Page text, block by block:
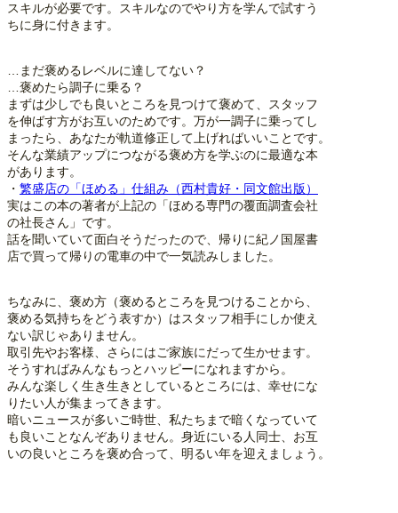
スキルが必要です。スキルなのでやり方を学んで試すう
ちに身に付きます。
…まだ褒めるレベルに達してない？
…褒めたら調子に乗る？
まずは少しでも良いところを見つけて褒めて、スタッフ
を伸ばす方がお互いのためです。万が一調子に乗ってし
まったら、あなたが軌道修正して上げればいいことです。
そんな業績アップにつながる褒め方を学ぶのに最適な本
があります。
・ 繁盛店の「ほめる」仕組み（西村貴好・同文館出版）
実はこの本の著者が上記の「ほめる専門の覆面調査会社
の社長さん」です。
話を聞いていて面白そうだったので、帰りに紀ノ国屋書
店で買って帰りの電車の中で一気読みしました。
ちなみに、褒め方（褒めるところを見つけることから、
褒める気持ちをどう表すか）はスタッフ相手にしか使え
ない訳じゃありません。
取引先やお客様、さらにはご家族にだって生かせます。
そうすればみんなもっとハッピーになれますから。
みんな楽しく生き生きとしているところには、幸せにな
りたい人が集まってきます。
暗いニュースが多いご時世、私たちまで暗くなっていて
も良いことなんぞありません。身近にいる人同士、お互
いの良いところを褒め合って、明るい年を迎えましょう。